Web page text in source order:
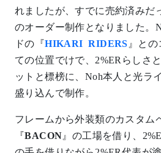
れましたが、すでに売約済みだ
のオーダー制作となりました。
ドの『HIKARI RIDERS 』と
ての位置でけで、2%ERらしさ
ットと標榜に、Noh本人と光ラ
盛り込んで制作。
フレームから外装類のカスタム
『BACON 』の工場を借り、